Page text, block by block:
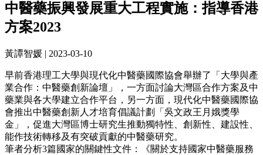
中醫藥振興發展重大工程實施：指導香港
方案2023
黃譚智媛 | 2023-03-10
早前香港理工大學與現代化中醫藥國際協會舉辦了「大學與產
業合作：中醫藥創新論壇」，一方面討論大灣區合作方案及中
藥業與各大學建立合作平台，另一方面，現代化中醫藥國際協
會推出中醫藥創新人才培育倡議計劃「吳文政王月娥獎學
金」，促進大灣區博士研究生推動獨特性、創新性、建設性、
能作技術轉移及有突破貢獻的中醫藥研究。
筆者分析3篇國家的關鍵性文件：《關於支持國家中醫藥服務